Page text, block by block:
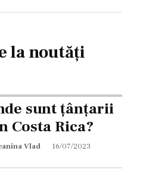
la noutăți
sunt țânțarii
Costa Rica?
Vlad 16/07/2023